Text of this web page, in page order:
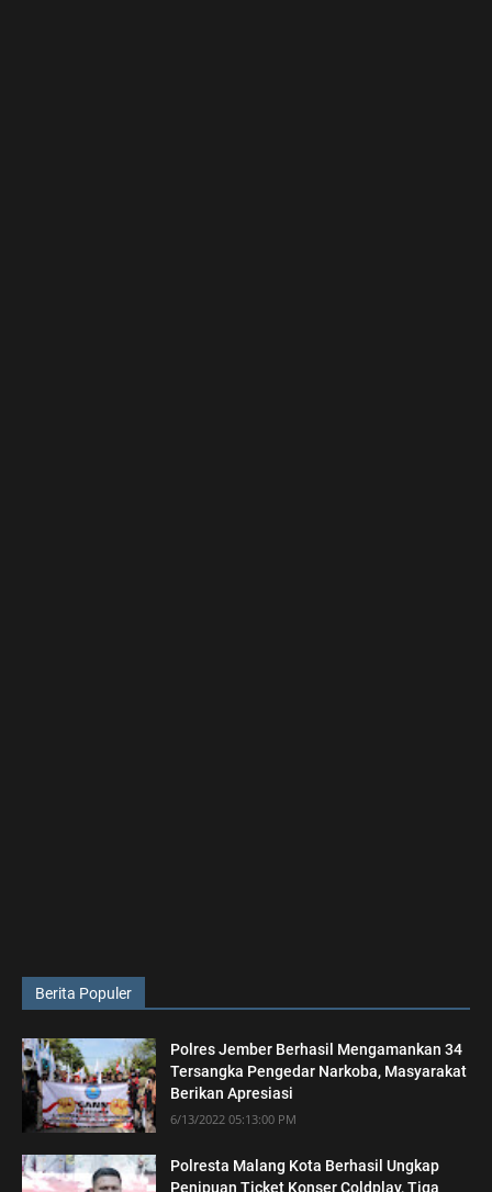
Berita Populer
Polres Jember Berhasil Mengamankan 34
Tersangka Pengedar Narkoba, Masyarakat
Berikan Apresiasi
6/13/2022 05:13:00 PM
Polresta Malang Kota Berhasil Ungkap
Penipuan Ticket Konser Coldplay, Tiga